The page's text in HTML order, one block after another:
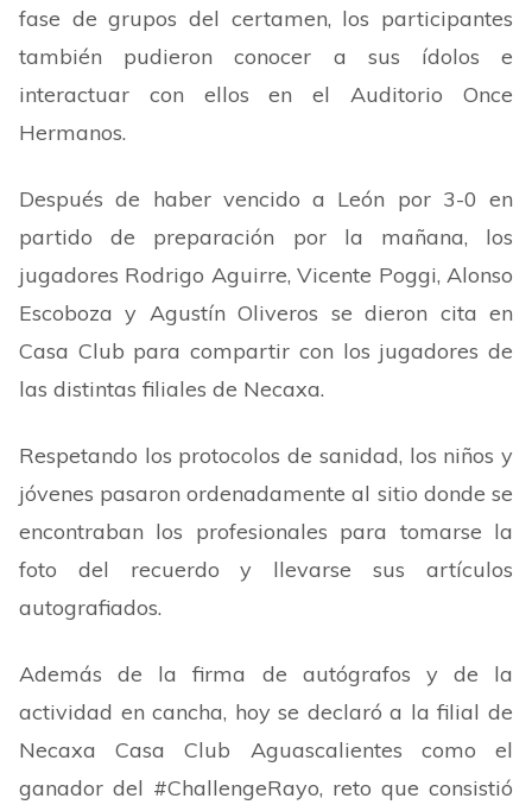
fase de grupos del certamen, los participantes
también pudieron conocer a sus ídolos e
interactuar con ellos en el Auditorio Once
Hermanos.
Después de haber vencido a León por 3-0 en
partido de preparación por la mañana, los
jugadores Rodrigo Aguirre, Vicente Poggi, Alonso
Escoboza y Agustín Oliveros se dieron cita en
Casa Club para compartir con los jugadores de
las distintas filiales de Necaxa.
Respetando los protocolos de sanidad, los niños y
jóvenes pasaron ordenadamente al sitio donde se
encontraban los profesionales para tomarse la
foto del recuerdo y llevarse sus artículos
autografiados.
Además de la firma de autógrafos y de la
actividad en cancha, hoy se declaró a la filial de
Necaxa Casa Club Aguascalientes como el
ganador del #ChallengeRayo, reto que consistió